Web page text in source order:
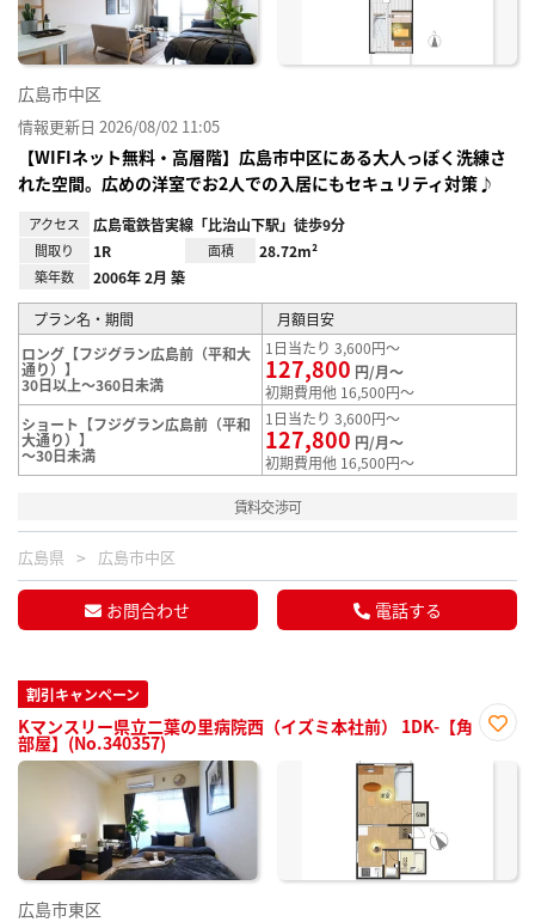
広島市中区
情報更新日 2026/08/02 11:05
【WIFIネット無料・高層階】広島市中区にある大人っぽく洗練さ
れた空間。広めの洋室でお2人での入居にもセキュリティ対策♪
アクセス 広島電鉄皆実線「比治山下駅」徒歩9分
間取り 1R 面積 28.72m²
築年数 2006年 2月 築
プラン名・期間
月額目安
ロング【フジグラン広島前（平和大
通り）】
30日以上～360日未満
1日当たり 3,600円～
127,800 円/月～
初期費用他 16,500円～
ショート【フジグラン広島前（平和
大通り）】
～30日未満
1日当たり 3,600円～
127,800 円/月～
初期費用他 16,500円～
賃料交渉可
広島県 広島市中区
お問合わせ 電話する
割引キャンペーン
Kマンスリー県立二葉の里病院西（イズミ本社前） 1DK-【角
部屋】(No.340357)
に入
広島市東区